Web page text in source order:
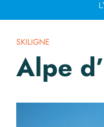
SKILIGNE
Alpe